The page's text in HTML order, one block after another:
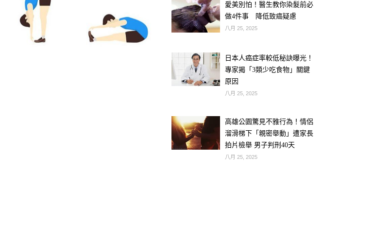
愛美別怕！醫生教你染髮前必
做4件事 降低致癌疑慮
八月 25, 2025
日本人癌症率較低秘訣曝光！
專家揭「3類少吃食物」關鍵
原因
八月 25, 2025
高雄公園驚見不雅行為！情侶
溜滑梯下「親密舉動」遭家長
拍片檢舉 男子判刑40天
八月 25, 2025